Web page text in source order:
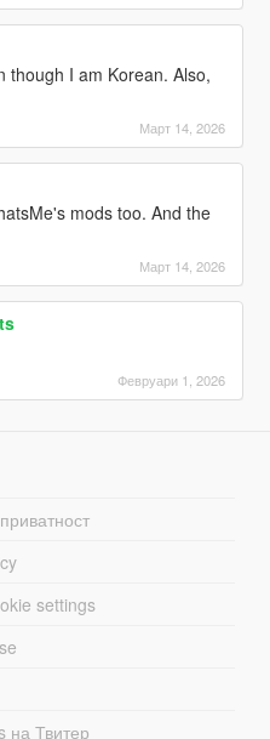
though I am Korean. Also,
Март 14, 2026
mods too. And the
Март 14, 2026
Февруари 1, 2026
settings
на Твитер